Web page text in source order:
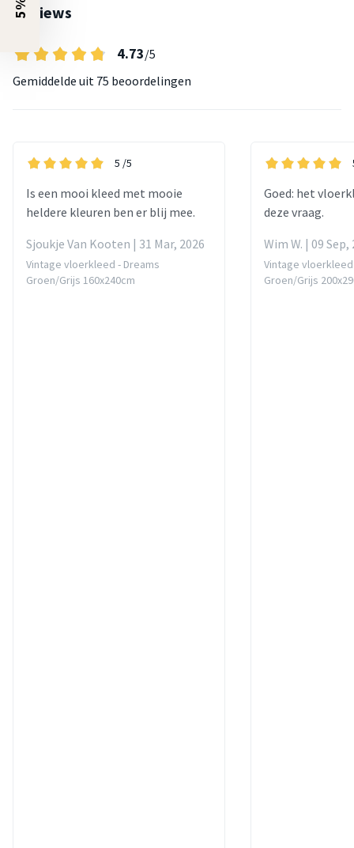
Reviews
4.73/5
Gemiddelde uit 75 beoordelingen
5 /5
Is een mooi kleed met mooie
heldere kleuren ben er blij mee.
Sjoukje Van Kooten | 31 Mar, 2026
Vintage vloerkleed - Dreams
Groen/Grijs 160x240cm
Goed: het
deze vraag.
Wim W. | 09 Sep,
Vintage
Groen/Grijs